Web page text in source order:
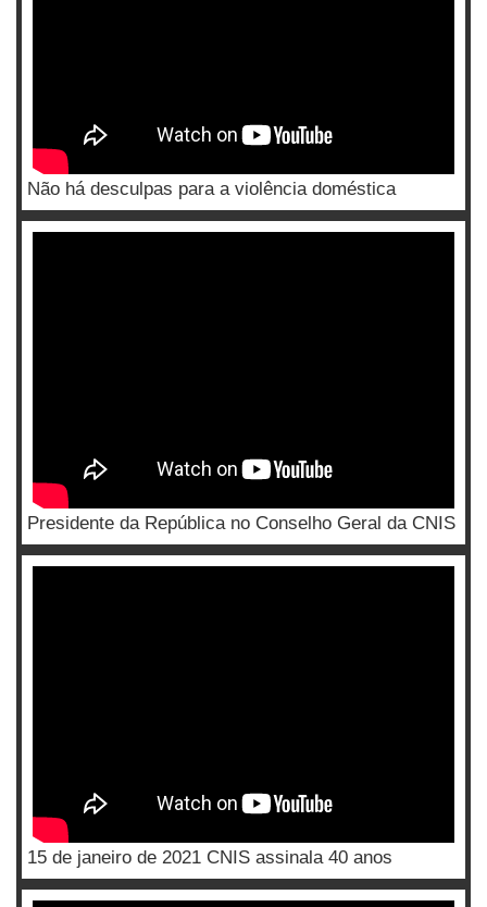
Não há desculpas para a violência doméstica
Presidente da República no Conselho Geral da CNIS
15 de janeiro de 2021 CNIS assinala 40 anos